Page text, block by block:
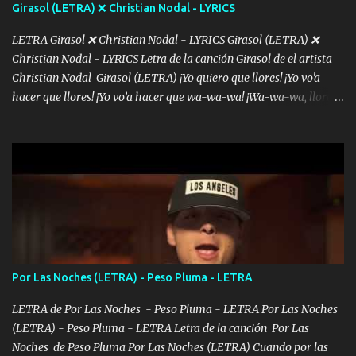
Girasol (LETRA) ❌ Christian Nodal - LYRICS
LETRA Girasol ❌ Christian Nodal - LYRICS Girasol (LETRA) ❌
Christian Nodal - LYRICS Letra de la canción Girasol de el artista
Christian Nodal Girasol (LETRA) ¡Yo quiero que llores! ¡Yo vo'a
hacer que llores! ¡Yo vo’a hacer que wa-wa-wa! ¡Wa-wa-wa, llores!
intentas rimar Pobre payaso que usa a todo el mundo pa' conectar
con la gente Dices "Latino Gang" pero pisas a to'a tu gente Pa’ dar
mensajes, m'ijo, hay quе ser coherentеs Si tú no eres artista, al
menos se prudente Hoy me sabe a mierda, traigo un Balvin en los
dientes Por falta de empatía le toca ser resiliente ¿Acaso eres
consciente de los followers que mueves? Parcerito, abre los ojos y
ve el poder que tienes Otro chiste malo son los nombres de tus
álbum's "José, vibras colores con la energía del diablo " ¿Si ...
Por Las Noches (LETRA) - Peso Pluma - LETRA
LETRA de Por Las Noches - Peso Pluma - LETRA Por Las Noches
(LETRA) - Peso Pluma - LETRA Letra de la canción Por Las
Noches de Peso Pluma Por Las Noches (LETRA) Cuando por las